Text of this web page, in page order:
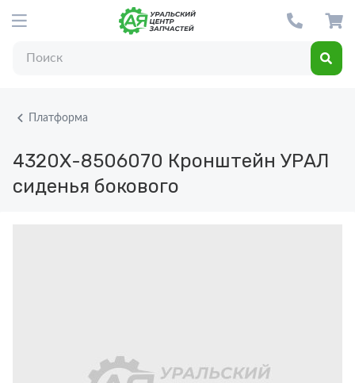
Платформа
4320Х-8506070 Кронштейн УРАЛ
сиденья бокового